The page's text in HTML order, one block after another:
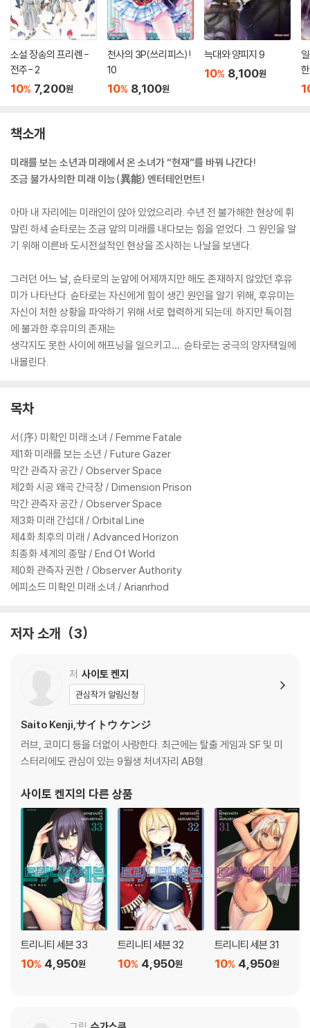
소설 장송의 프리렌 -
전주- 2
10% 7,200원
천사의 3P(쓰리피스)!
10
10% 8,100원
늑대와 양피지 9
10% 8,100원
책소개
미래를 보는 소년과 미래에서 온 소녀가 “현재”를 바꿔 나간다!
조금 불가사의한 미래 이능(異能) 엔터테인먼트!
아마 내 자리에는 미래인이 앉아 있었으리라. 수년 전 불가해한 현상에 휘
말린 하세 슌타로는 조금 앞의 미래를 내다보는 힘을 얻었다. 그 원인을 알
기 위해 이른바 도시전설적인 현상을 조사하는 나날을 보낸다.
그러던 어느 날, 슌타로의 눈앞에 어제까지만 해도 존재하지 않았던 후유
미가 나타난다. 슌타로는 자신에게 힘이 생긴 원인을 알기 위해, 후유미는
자신이 처한 상황을 파악하기 위해 서로 협력하게 되는데. 하지만 특이점
에 불과한 후유미의 존재는
생각지도 못한 사이에 해프닝을 일으키고…. 슌타로는 궁극의 양자택일에
내몰린다.
목차
서(序) 미확인 미래 소녀 / Femme Fatale
제1화 미래를 보는 소년 / Future Gazer
막간 관측자 공간 / Observer Space
제2화 시공 왜곡 간극장 / Dimension Prison
막간 관측자 공간 / Observer Space
제3화 미래 간섭대 / Orbital Line
제4화 최후의 미래 / Advanced Horizon
최종화 세계의 종말 / End Of World
제0화 관측자 권한 / Observer Authority
에피소드 미확인 미래 소녀 / Arianrhod
저자 소개 3
저 사이토 켄지
관심작가 알림신청
Saito Kenji,サイトウ ケンジ
러브, 코미디 등을 더없이 사랑한다. 최근에는 탈출 게임과 SF 및 미
스터리에도 관심이 있는 9월생 처녀자리 AB형.
사이토 켄지 의 다른 상품
트리니티 세븐 33
4,950원
10%
트리니티 세븐 32
4,950원
10%
트리니티 세븐 31
4,950원
10%